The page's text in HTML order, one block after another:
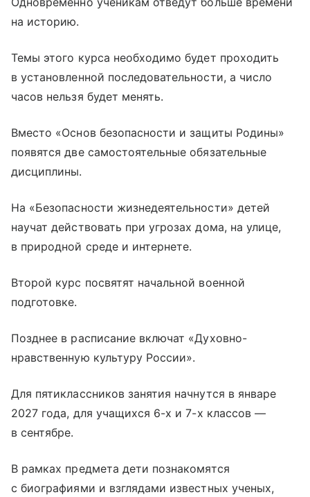
на историю.
Темы этого курса необходимо будет проходить
в установленной последовательности, а число
часов нельзя будет менять.
Вместо «Основ безопасности и защиты Родины»
появятся две самостоятельные обязательные
дисциплины.
На «Безопасности жизнедеятельности» детей
научат действовать при угрозах дома, на улице,
в природной среде и интернете.
Второй курс посвятят начальной военной
подготовке.
Позднее в расписание включат «Духовно-
нравственную культуру России».
Для пятиклассников занятия начнутся в январе
2027 года, для учащихся 6-х и 7-х классов —
в сентябре.
В рамках предмета дети познакомятся
с биографиями и взглядами известных ученых,